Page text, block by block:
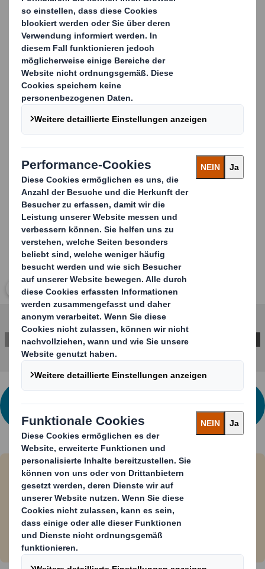
Mit Ihrer Formenvielfalt rücken unsere Thekendisplays
Ihr Produkt immer in die erste Reihe. Ob
Spielautomaten, Teddybär oder Strandkorb - unsere
Konstruktions- und Designabteilungen realisieren auch
die ausgefallensten Wünsche - ganz im Sinne der
konzipierten Marketingaktivitäten.
Dabei bietet das Basismaterial Wellpappe die besten
Voraussetzungen, um einen wirkungsvollen Auftritt am
Point-of-Sale zu erreichen - hochwertig bedruckt,
vollständig recycelbar und aus nachwachsenden
Rohstoffen.
Carousel. Use previous and next buttons to move
Klicken Sie zum Vergrößern des Bildes
INFORMATIONEN
DS Smith setzt Make-up Innovation
von NIVEA in Szene
Lesen Sie hier den vollständigen Artikel.